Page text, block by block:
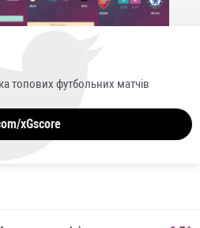
топових футбольних матчів
xGscore